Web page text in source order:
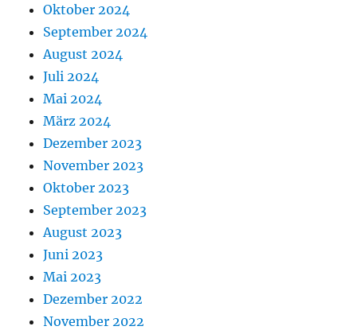
Oktober 2024
September 2024
August 2024
Juli 2024
Mai 2024
März 2024
Dezember 2023
November 2023
Oktober 2023
September 2023
August 2023
Juni 2023
Mai 2023
Dezember 2022
November 2022